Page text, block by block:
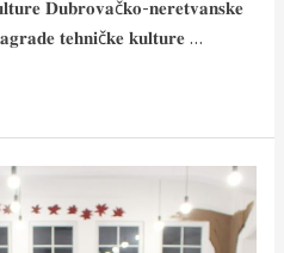
𝐃𝐮𝐛𝐫𝐨𝐯𝐚č𝐤𝐨-𝐧𝐞𝐫𝐞𝐭𝐯𝐚𝐧𝐬𝐤𝐞
𝐭𝐞𝐡𝐧𝐢č𝐤𝐞 𝐤𝐮𝐥𝐭𝐮𝐫𝐞 …